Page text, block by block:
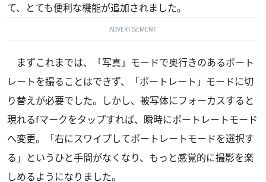
て、とても便利な機能が追加されました。
ADVERTISEMENT
まずこれまでは、「写真」モードで奥行きのあるポート
レートを撮ることはできず、「ポートレート」モードに切
り替えが必要でした。しかし、被写体にフォーカスすると
現れるfマークをタップすれば、瞬時にポートレートモード
へ変更。「右にスワイプしてポートレートモードを選択す
る」というひと手間がなくなり、もっと感覚的に撮影を楽
しめるようになりました。